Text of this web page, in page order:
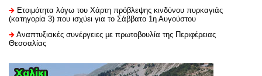
Ετοιμότητα λόγω του Χάρτη πρόβλεψης κινδύνου πυρκαγιάς
(κατηγορία 3) που ισχύει για το Σάββατο 1η Αυγούστου
Αναπτυξιακές συνέργειες με πρωτοβουλία της Περιφέρειας
Θεσσαλίας